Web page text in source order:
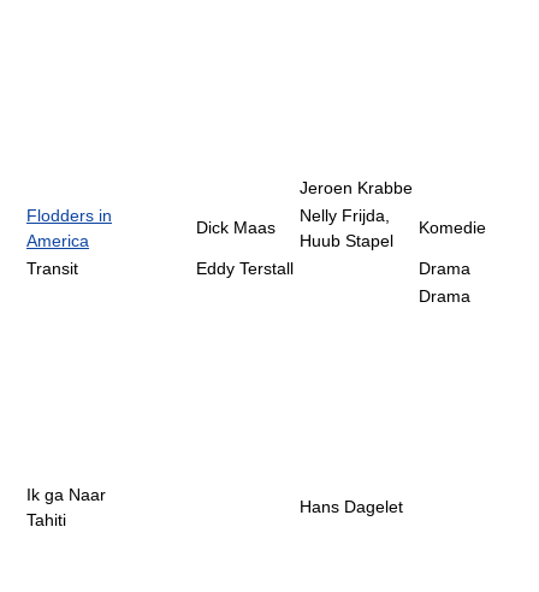
Jeroen Krabbe
Flodders in
America
Dick Maas
Nelly Frijda,
Huub Stapel
Komedie
Transit Eddy Terstall Drama
Ik ga Naar
Tahiti
Hans Dagelet
Drama